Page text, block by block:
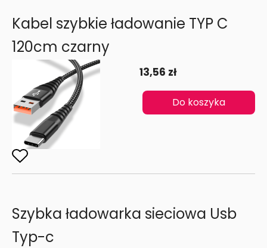
Kabel szybkie ładowanie TYP C
120cm czarny
13,56 zł
Do koszyka
Szybka ładowarka sieciowa Usb
Typ-c